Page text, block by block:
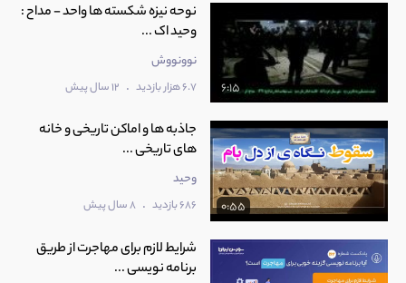
6:15
نوحه نیزه شکسته ها واحد - مداح :
وحید اک ...
نوونووش
6.7 هزار بازدید . 12 سال پیش
0:55
جاذبه ها و اماکن تاریخی و خانه
های تاریخی ...
وحید
686 بازدید . 8 سال پیش
شرایط لازم برای مهاجرت از طریق
برنامه نویسی ...